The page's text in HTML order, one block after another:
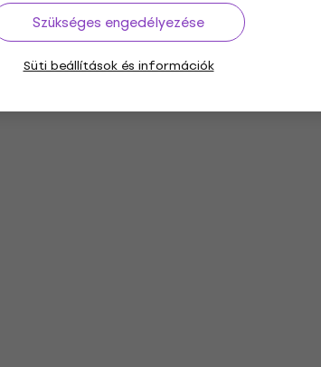
Szükséges engedélyezése
Süti beállítások és információk